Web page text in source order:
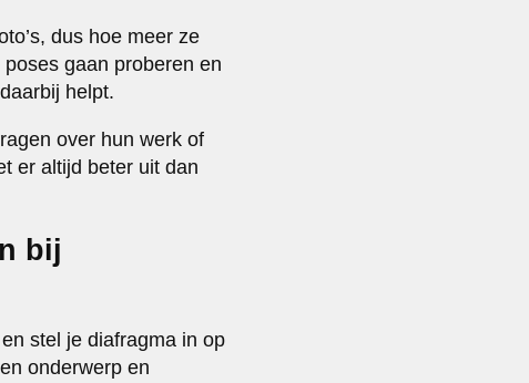
dus hoe meer ze
gaan proberen en
helpt.
over hun werk of
er altijd beter uit dan
bij
en stel je diafragma in op
onderwerp en